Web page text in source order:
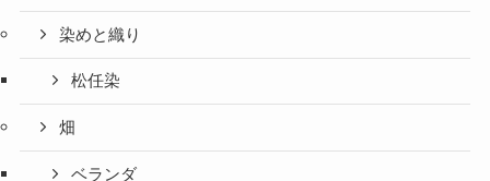
染めと織り
松任染
畑
ベランダ